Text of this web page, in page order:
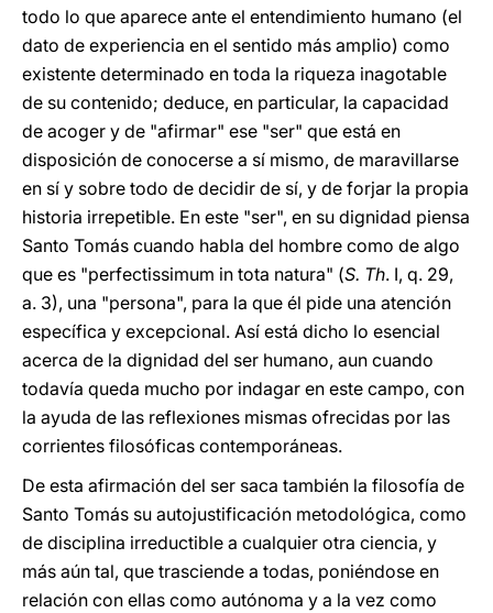
todo lo que aparece ante el entendimiento humano (el
dato de experiencia en el sentido más amplio) como
existente determinado en toda la riqueza inagotable
de su contenido; deduce, en particular, la capacidad
de acoger y de "afirmar" ese "ser" que está en
disposición de conocerse a sí mismo, de maravillarse
en sí y sobre todo de decidir de sí, y de forjar la propia
historia irrepetible. En este "ser", en su dignidad piensa
Santo Tomás cuando habla del hombre como de algo
que es "perfectissimum in tota natura" (S. Th. I, q. 29,
a. 3), una "persona", para la que él pide una atención
específica y excepcional. Así está dicho lo esencial
acerca de la dignidad del ser humano, aun cuando
todavía queda mucho por indagar en este campo, con
la ayuda de las reflexiones mismas ofrecidas por las
corrientes filosóficas contemporáneas.
De esta afirmación del ser saca también la filosofía de
Santo Tomás su autojustificación metodológica, como
de disciplina irreductible a cualquier otra ciencia, y
más aún tal, que trasciende a todas, poniéndose en
relación con ellas como autónoma y a la vez como